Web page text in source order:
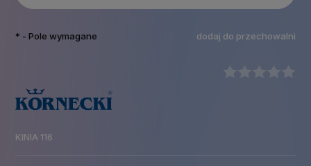
dodaj do przechowalni
* - Pole wymagane
KINIA 116